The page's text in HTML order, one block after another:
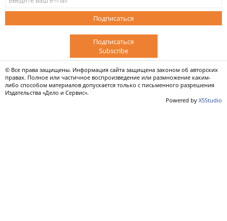
Подписаться
Подписаться
Subscribe
© Все права защищены. Информация сайта защищена законом об авторских
правах. Полное или частичное воспроизведение или размножение каким-
либо способом материалов допускается только с письменного разрешения
Издательства «Дело и Сервис».
Powered by X5Studio